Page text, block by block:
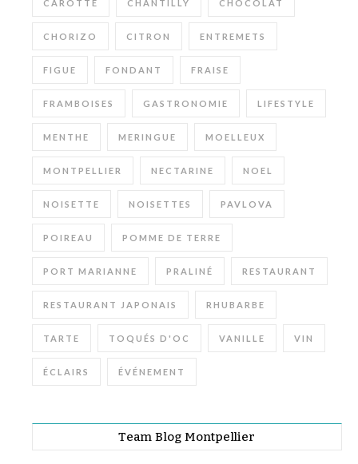
CAROTTE CHANTILLY CHOCOLAT
CHORIZO CITRON ENTREMETS
FIGUE FONDANT FRAISE
FRAMBOISES GASTRONOMIE LIFESTYLE
MENTHE MERINGUE MOELLEUX
MONTPELLIER NECTARINE NOEL
NOISETTE NOISETTES PAVLOVA
POIREAU POMME DE TERRE
PORT MARIANNE PRALINÉ RESTAURANT
RESTAURANT JAPONAIS RHUBARBE
TARTE TOQUÉS D'OC VANILLE VIN
ÉCLAIRS ÉVÉNEMENT
Team Blog Montpellier